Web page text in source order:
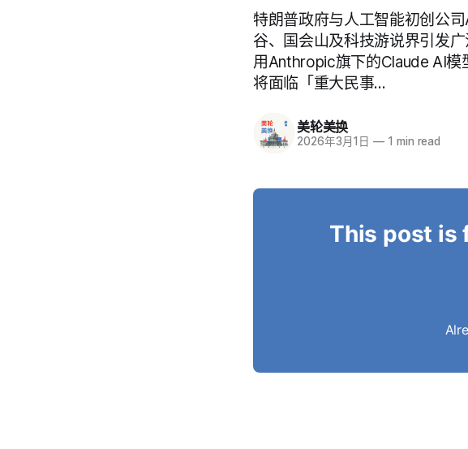
特朗普政府与人工智能初创公
谷、国会山及科技游说界引发
用Anthropic旗下的Claude AI
将面临「重大民事…
美轮美换
2026年3月1日 — 1 min read
This post is